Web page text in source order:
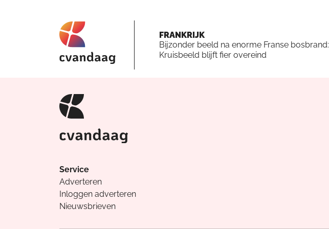
FRANKRIJK
Bijzonder beeld na enorme Franse bosbrand:
Kruisbeeld blijft fier overeind
Service
Adverteren
Inloggen adverteren
Nieuwsbrieven